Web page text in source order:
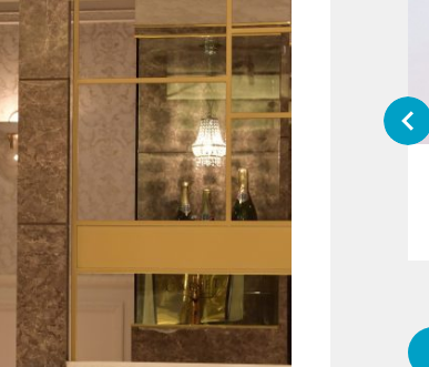
『アイ＝ラブ！げーみんぐ』＝LOV
E齋藤樹愛羅＆佐々木舞香SPインタ
ビュー